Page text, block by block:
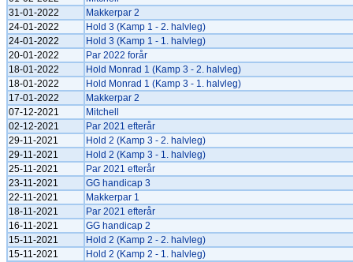
31-01-2022
Makkerpar 2
24-01-2022
Hold 3 (Kamp 1 - 2. halvleg)
24-01-2022
Hold 3 (Kamp 1 - 1. halvleg)
20-01-2022
Par 2022 forår
18-01-2022
Hold Monrad 1 (Kamp 3 - 2. halvleg)
18-01-2022
Hold Monrad 1 (Kamp 3 - 1. halvleg)
17-01-2022
Makkerpar 2
07-12-2021
Mitchell
02-12-2021
Par 2021 efterår
29-11-2021
Hold 2 (Kamp 3 - 2. halvleg)
29-11-2021
Hold 2 (Kamp 3 - 1. halvleg)
25-11-2021
Par 2021 efterår
23-11-2021
GG handicap 3
22-11-2021
Makkerpar 1
18-11-2021
Par 2021 efterår
16-11-2021
GG handicap 2
15-11-2021
Hold 2 (Kamp 2 - 2. halvleg)
15-11-2021
Hold 2 (Kamp 2 - 1. halvleg)